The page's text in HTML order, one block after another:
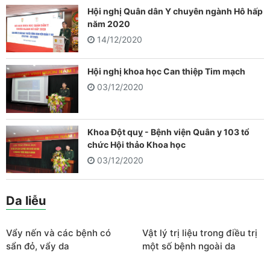
Hội nghị Quân dân Y chuyên ngành Hô hấp
năm 2020
14/12/2020
Hội nghị khoa học Can thiệp Tim mạch
03/12/2020
Khoa Đột quỵ - Bệnh viện Quân y 103 tổ
chức Hội thảo Khoa học
03/12/2020
Da liễu
Vẩy nến và các bệnh có
sẩn đỏ, vẩy da
Vật lý trị liệu trong điều trị
một số bệnh ngoài da